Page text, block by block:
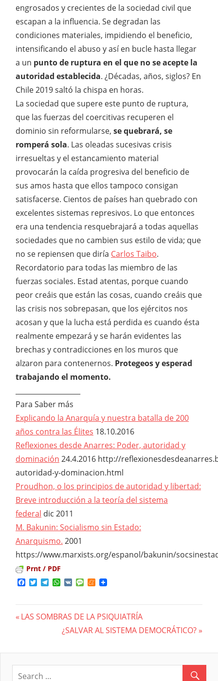
engrosados y crecientes de la sociedad civil que
escapan a la influencia. Se degradan las
condiciones materiales, impidiendo el beneficio,
intensificando el abuso y así en bucle hasta llegar
a un punto de ruptura en el que no se acepte la
autoridad establecida. ¿Décadas, años, siglos? En
Chile 2019 saltó la chispa en horas.
La sociedad que supere este punto de ruptura,
que las fuerzas del coercitivas recuperen el
dominio sin reformularse, se quebrará, se
romperá sola. Las oleadas sucesivas crisis
irresueltas y el estancamiento material
provocarán la caída progresiva del beneficio de
sus amos hasta que ellos tampoco consigan
satisfacerse. Cientos de países han quebrado con
excelentes sistemas represivos. Lo que entonces
era una tendencia resquebrajará a todas aquellas
sociedades que no cambien sus estilo de vida; que
no se repiensen que diría Carlos Taibo.
Recordatorio para todas las miembro de las
fuerzas sociales. Estad atentas, porque cuando
peor creáis que están las cosas, cuando creáis que
las crisis nos sobrepasan, que los ejércitos nos
acosan y que la lucha está perdida es cuando ésta
realmente empezará y se harán evidentes las
brechas y contradicciones en los muros que
alzaron para contenernos. Protegeos y esperad
trabajando el momento.
Para Saber más
Explicando la Anarquía y nuestra batalla de 200
años contra las Élites 18.10.2016
Reflexiones desde Anarres: Poder, autoridad y
dominación 24.4.2016 http://
autoridad-y-dominacion.html
Proudhon, o los principios de autoridad y libertad:
Breve introducción a la teoría del sistema
federal dic 2011
M. Bakunin: Socialismo sin Estado:
Anarquismo. 2001
https://www.marxists.org/espanol/bakunin/
Prnt / PDF
Facebook
TwitterTelegram
WhatsApp
VK MessageMeneame
Navegación
de
entradas
Previous
LAS SOMBRAS DE LA PSIQUIATRÍA
Next
¿SALVAR AL SISTEMA DEMOCRÁTICO?